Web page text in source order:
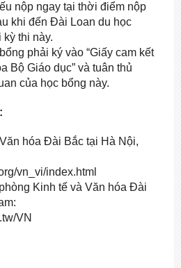
nộp ngay tại thời điểm nộp
khi đến Đài Loan du học
kỳ thi này.
phải ký vào “Giấy cam kết
Bộ Giáo dục” và tuân thủ
của học bổng này.
hóa Đài Bắc tại Hà Nội,
vn_vi/index.html
Kinh tế và Văn hóa Đài
VN